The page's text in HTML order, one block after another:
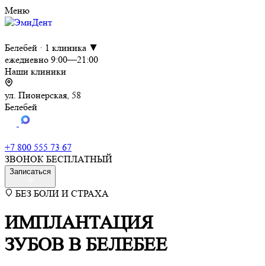
Меню
Белебей · 1 клиника ▼
ежедневно 9:00—21:00
Наши клиники
ул. Пионерская, 58
Белебей
+7 800 555 73 67
ЗВОНОК БЕСПЛАТНЫЙ
Записаться
БЕЗ БОЛИ И СТРАХА
ИМПЛАНТАЦИЯ
ЗУБОВ В БЕЛЕБЕЕ